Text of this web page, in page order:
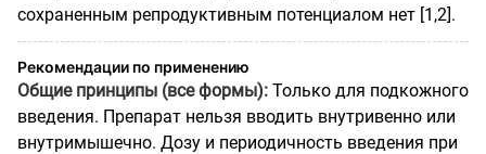
сохраненным репродуктивным потенциалом нет [1,2].
Рекомендации по применению
Общие принципы (все формы): Только для подкожного
введения. Препарат нельзя вводить внутривенно или
внутримышечно. Дозу и периодичность введения при